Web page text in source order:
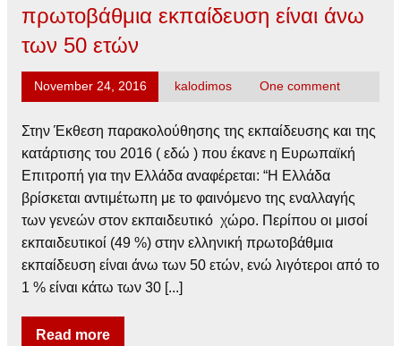
πρωτοβάθμια εκπαίδευση είναι άνω
των 50 ετών
November 24, 2016 kalodimos One comment
Στην Έκθεση παρακολούθησης της εκπαίδευσης και της
κατάρτισης του 2016 ( εδώ ) που έκανε η Ευρωπαϊκή
Επιτροπή για την Ελλάδα αναφέρεται: “Η Ελλάδα
βρίσκεται αντιμέτωπη με το φαινόμενο της εναλλαγής
των γενεών στον εκπαιδευτικό χώρο. Περίπου οι μισοί
εκπαιδευτικοί (49 %) στην ελληνική πρωτοβάθμια
εκπαίδευση είναι άνω των 50 ετών, ενώ λιγότεροι από το
1 % είναι κάτω των 30 [...]
Read more